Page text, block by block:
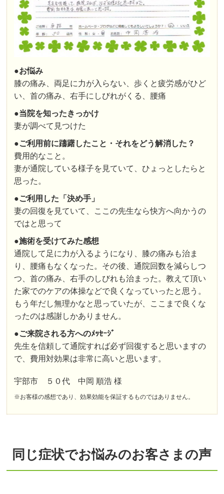
●お悩み
膝の痛み、両足に力が入らない、歩くと疲労感がひど
い、首の痛み、右手にしびれがくる、腰痛
●当院を知ったきっかけ
妻が調べて見つけた
●ご利用前に躊躇したこと・それをどう解消した？
費用的なこと。
妻が通院している様子を見ていて、ひょっとしたらと
思った。
●ご利用した「決め手」
妻の回復を見ていて、ここの先生なら快方へ向かうの
ではと思って
●施術を受けてみた感想
通院して足に力が入るようになり、膝の痛みも治ま
り、腰痛もなくなった。その後、通院回数を減らしつ
つ、首の痛み、右手のしびれも治まった。教えて頂い
た家でのケアの体操などで良くなっていったと思う。
もう年だし無理かなと思っていたが、ここまで良くな
ったのは感謝しかありません。
●ご来院される方へのﾒｯｾｰｼﾞ
先生を信頼して通院すれば必ず回復すると思いますの
で、費用対効果は非常に高いと思います。
宇部市 ５０代 中岡 順浩 様
※お客様の感想であり、効果効能を保証するものではありません。
同じ症状でお悩みのお客さまの声